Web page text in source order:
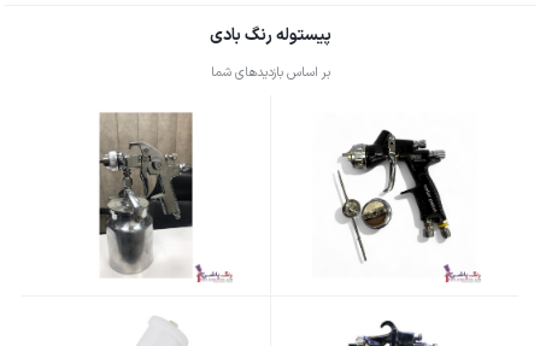
پیستوله رنگ بادی
بر اساس بازدیدهای شما